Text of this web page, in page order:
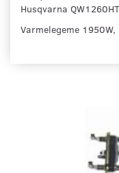
Husqvarna QW1260HT
Varmelegeme 1950W,